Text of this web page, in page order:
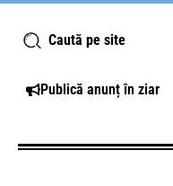
Caută pe site
Publică anunț în ziar